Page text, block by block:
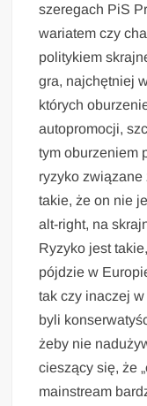
szeregach PiS
wariatem czy
politykiem
gra, najchętniej
których
autopromocji,
tym oburzeniem
ryzyko
takie, że on nie
alt-right, na
Ryzyko jest
pójdzie w
tak czy inaczej
byli
żeby nie
cieszący się, że
mainstream